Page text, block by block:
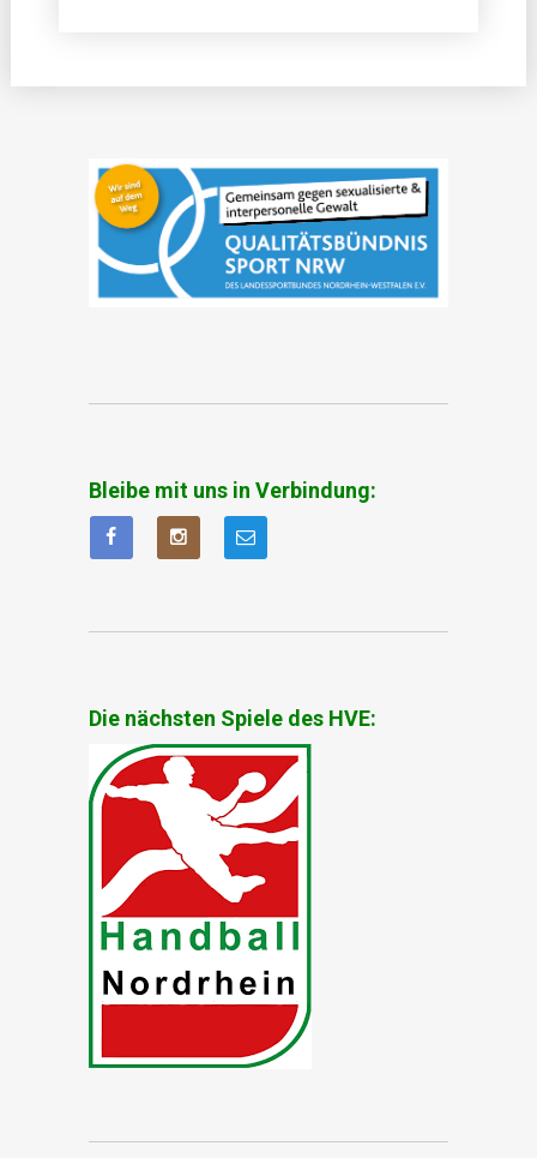
Bleibe mit uns in Verbindung:
Die nächsten Spiele des HVE: